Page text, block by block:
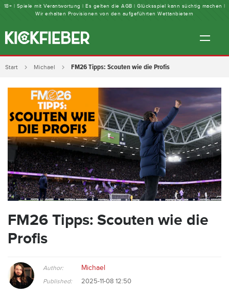
18+ | Spiele mit Verantwortung | Es gelten die AGB | Glücksspiel kann süchtig machen |
Wir erhalten Provisionen von den aufgeführten Wettanbietern
Start Michael FM26 Tipps: Scouten wie die Profis
FM26 Tipps: Scouten wie die
Profis
Author: Michael
Published: 2025-11-08 12:50